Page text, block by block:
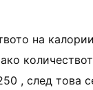
на
, след това